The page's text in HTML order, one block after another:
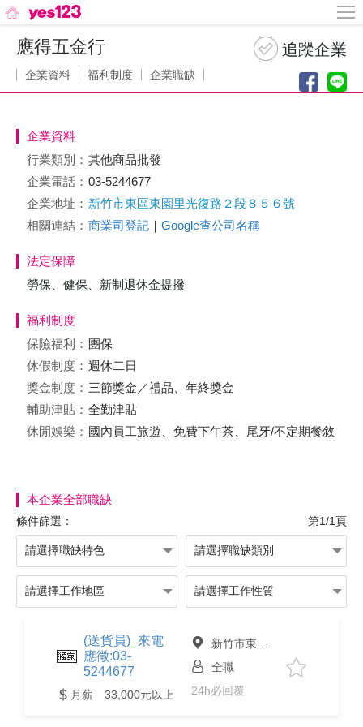
應得五金行
企業資料 福利制度 企業職缺
企業資料
行業類別： 其他商品批發
企業電話： 03-5244677
企業地址： 新竹市東區東園里光復路２段８５６號
相關連結： 商業司登記 ｜ Google查公司名稱
法定保障
勞保、健保、新制退休金提撥
福利制度
保險福利： 團保
休假制度： 週休二日
獎金制度： 三節獎金／禮品、年終獎金
輔助津貼： 全勤津貼
休閒娛樂： 國內員工旅遊、免費下午茶、尾牙/不定期餐敘
本企業全部職缺
條件篩選： 第1/1頁
(送貨員)_來電
應徵:03-
5244677
月薪 33,000元以上
新竹市東區
全職
24h必回覆